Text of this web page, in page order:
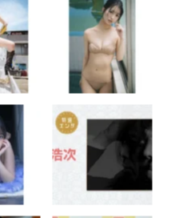
日の日比谷野音でのワン
す。
と憧れていたこの場所で